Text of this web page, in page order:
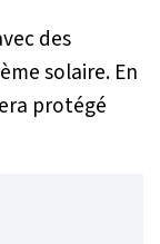
des
solaire. En
protégé